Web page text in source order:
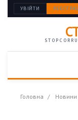
УВІЙТИ
Головна Новини